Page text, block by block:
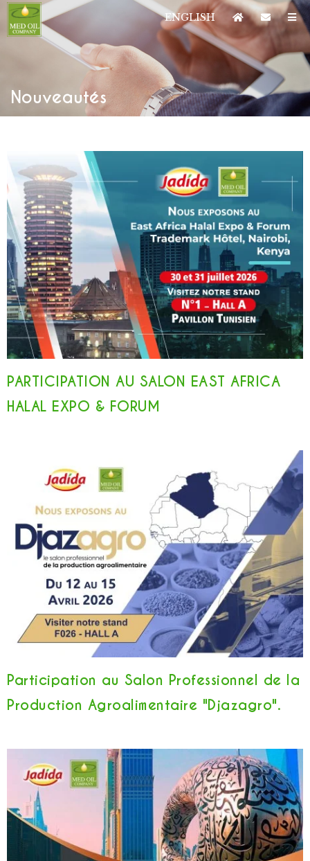
ENGLISH
Nouveautés
PARTICIPATION AU SALON EAST AFRICA
HALAL EXPO & FORUM
Participation au Salon Professionnel de la
Production Agroalimentaire "Djazagro".